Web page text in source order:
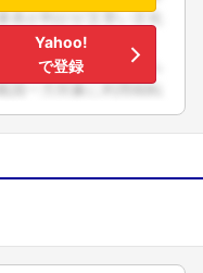
Yahoo!
で登録